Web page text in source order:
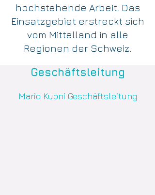
hochstehende Arbeit. Das
Einsatzgebiet erstreckt sich
vom Mittelland in alle
Regionen der Schweiz.
Geschäftsleitung
Mario Kuoni Geschäftsleitung